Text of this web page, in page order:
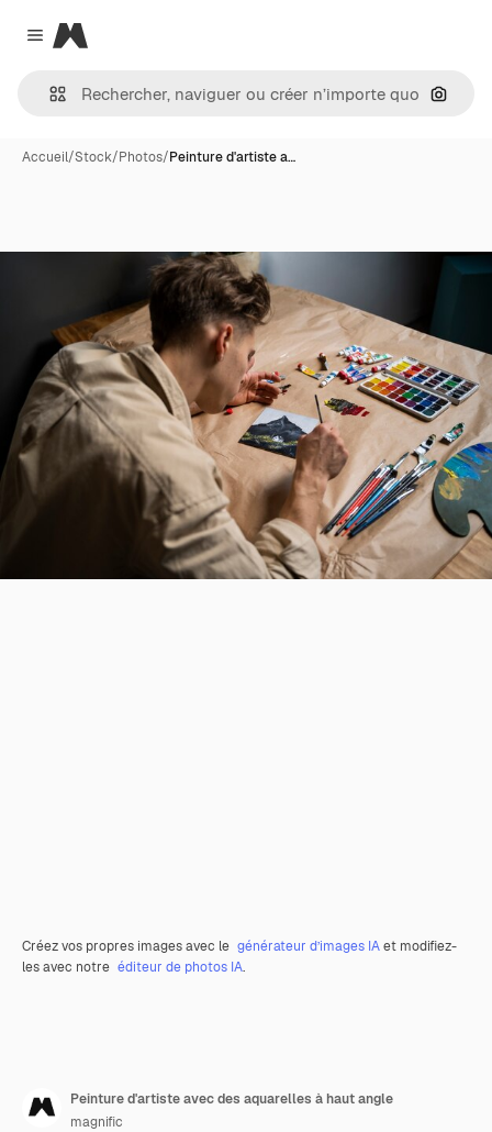
Close menu
Magnific
Accueil/Stock/Photos/Peinture d'artiste a…
Créez vos propres images avec le générateur d’images IAet modifiez-
les avec notre éditeur de photos IA.
Peinture d'artiste avec des aquarelles à haut angle
magnific